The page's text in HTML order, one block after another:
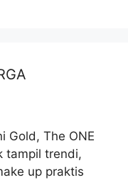
Gold, The ONE
tampil trendi,
up praktis